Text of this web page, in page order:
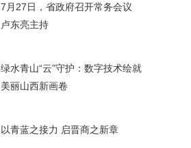
7月27日，省政府召开常务会议
卢东亮主持
绿水青山“云”守护：数字技术绘就
美丽山西新画卷
以青蓝之接力 启晋商之新章